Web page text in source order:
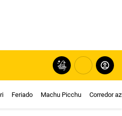
Feriado Machu Picchu Corredor